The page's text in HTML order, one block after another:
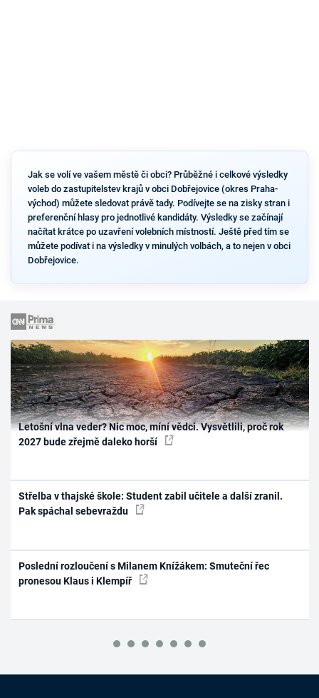
Jak se volí ve vašem městě či obci? Průběžné i celkové výsledky
voleb do zastupitelstev krajů v obci Dobřejovice (okres Praha-
východ) můžete sledovat právě tady. Podívejte se na zisky stran i
preferenční hlasy pro jednotlivé kandidáty. Výsledky se začínají
načítat krátce po uzavření volebních místností. Ještě před tím se
můžete podívat i na výsledky v minulých volbách, a to nejen v obci
Dobřejovice.
Letošní vlna veder? Nic moc, míní vědci. Vysvětlili, proč rok
2027 bude zřejmě daleko horší
Střelba v thajské škole: Student zabil učitele a další zranil.
Pak spáchal sebevraždu
Poslední rozloučení s Milanem Knížákem: Smuteční řec
pronesou Klaus i Klempíř